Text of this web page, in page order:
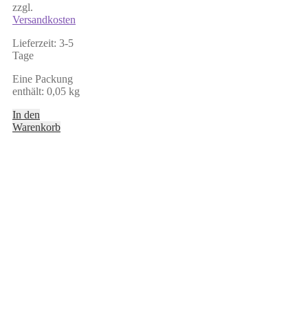
zzgl.
Versandkosten
Lieferzeit: 3-5
Tage
Eine Packung
enthält: 0,05 kg
In den
Warenkorb